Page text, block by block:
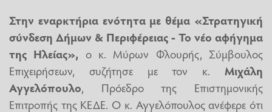
Στην εναρκτήρια ενότητα με θέμα «Στρατηγική
σύνδεση Δήμων & Περιφέρειας - Το νέο αφήγημα
της Ηλείας», ο κ. Μύρων Φλουρής, Σύμβουλος
Επιχειρήσεων, συζήτησε με τον κ. Μιχάλη
Αγγελόπουλο, Πρόεδρο της Επιστημονικής
Επιτροπής της ΚΕΔΕ. Ο κ. Αγγελόπουλος ανέφερε ότι